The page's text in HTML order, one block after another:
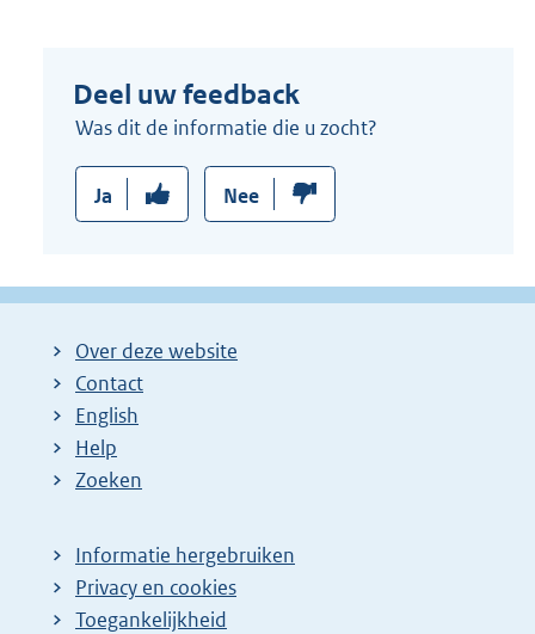
Deel uw feedback
Was dit de informatie die u zocht?
Ja Nee
Over deze website
Contact
English
Help
Zoeken
Informatie hergebruiken
Privacy en cookies
Toegankelijkheid